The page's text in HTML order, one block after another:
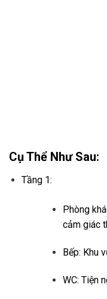
Cụ Thể Như Sau:
Tầng 1:
Phòng
cảm giác
Bếp: Khu
WC: Tiện